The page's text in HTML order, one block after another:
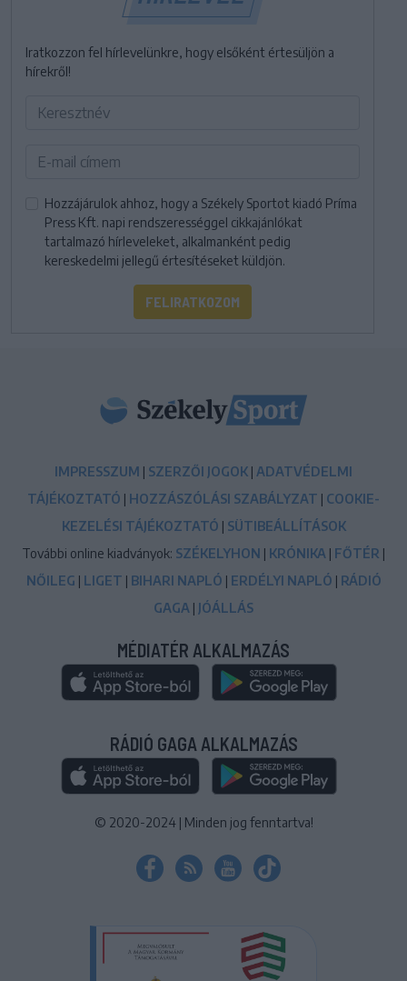
Iratkozzon fel hírlevelünkre, hogy elsőként értesüljön a
hírekről!
Hozzájárulok ahhoz, hogy a Székely Sportot kiadó Príma
Press Kft. napi rendszerességgel cikkajánlókat
tartalmazó hírleveleket, alkalmanként pedig
kereskedelmi jellegű értesítéseket küldjön.
FELIRATKOZOM
IMPRESSZUM | SZERZŐI JOGOK | ADATVÉDELMI
TÁJÉKOZTATÓ | HOZZÁSZÓLÁSI SZABÁLYZAT | COOKIE-
KEZELÉSI TÁJÉKOZTATÓ | SÜTIBEÁLLÍTÁSOK
További online kiadványok: SZÉKELYHON | KRÓNIKA | FŐTÉR |
NŐILEG | LIGET | BIHARI NAPLÓ | ERDÉLYI NAPLÓ | RÁDIÓ
GAGA | JÓÁLLÁS
MÉDIATÉR ALKALMAZÁS
RÁDIÓ GAGA ALKALMAZÁS
© 2020-2024 | Minden jog fenntartva!